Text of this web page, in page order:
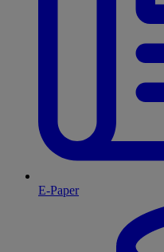
E-Paper